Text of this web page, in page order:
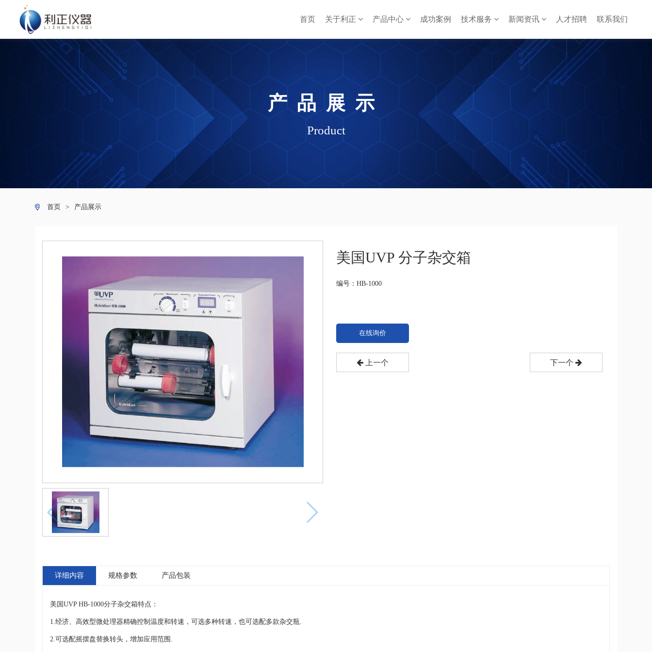
首页 关于利正 产品中心 成功案例 技术服务 新闻资讯 人才招聘 联系我们
产品展示
Product
首页 > 产品展示
美国UVP 分子杂交箱
编号：HB-1000
在线询价
上一个 下一个
详细内容 规格参数 产品包装
美国UVP HB-1000分子杂交箱特点：
1.经济、高效型微处理器精确控制温度和转速，可选多种转速，也可选配多款杂交瓶.
2.可选配摇摆盘替换转头，增加应用范围.